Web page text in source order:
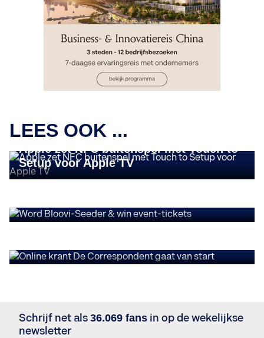
LEES OOK ...
INSIGHTS
Apple zet NFC buitenspel met Touch to
Setup voor Apple TV
INSIGHTS
INSIGHTS
Schrijf net als 36.069 fans in op de wekelijkse
newsletter